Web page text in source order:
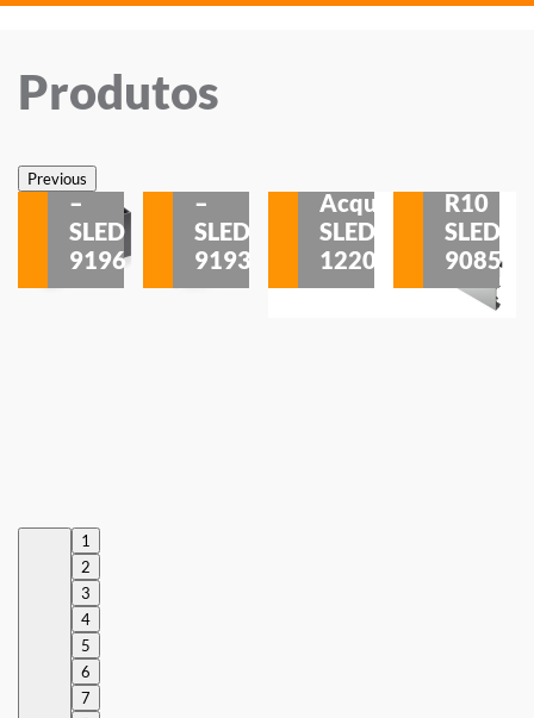
Produtos
PreviousSobrepor
–
SLED
9196
–
SLED
9193
Acqua
SLED
1220
R10
SLED
9085
1
2
3
4
5
6
7